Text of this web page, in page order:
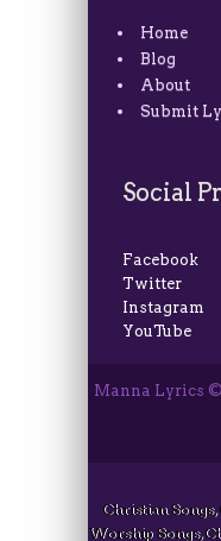
Home
Blog
About
Submit
Social
Facebook
Twitter
Instagram
YouTube
Manna Lyrics
Christian
Worship Songs,